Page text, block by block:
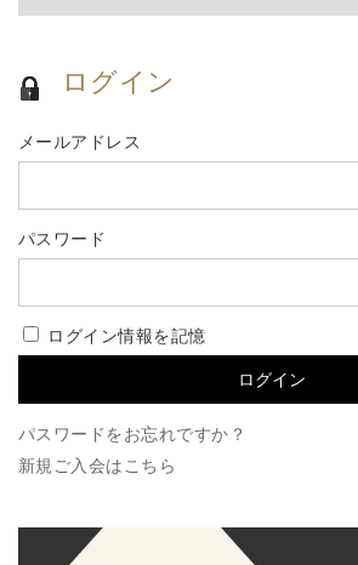
ログイン
メールアドレス
パスワード
ログイン情報を記憶
パスワードをお忘れですか？
新規ご入会はこちら